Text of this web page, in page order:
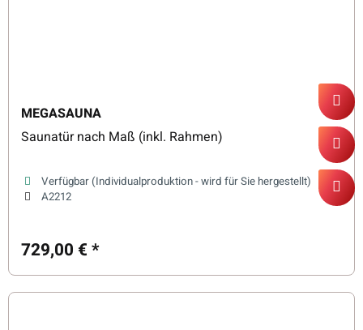
MEGASAUNA
Saunatür nach Maß (inkl. Rahmen)
Verfügbar (Individualproduktion - wird für Sie hergestellt)
A2212
729,00 €*